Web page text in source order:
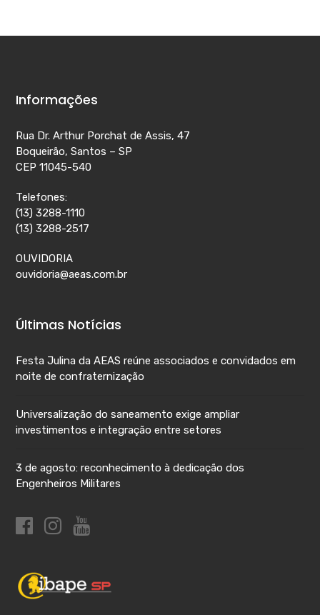
Informações
Rua Dr. Arthur Porchat de Assis, 47
Boqueirão, Santos – SP
CEP 11045-540
Telefones:
(13) 3288-1110
(13) 3288-2517
OUVIDORIA
ouvidoria@aeas.com.br
Últimas Notícias
Festa Julina da AEAS reúne associados e convidados em
noite de confraternização
Universalização do saneamento exige ampliar
investimentos e integração entre setores
3 de agosto: reconhecimento à dedicação dos
Engenheiros Militares